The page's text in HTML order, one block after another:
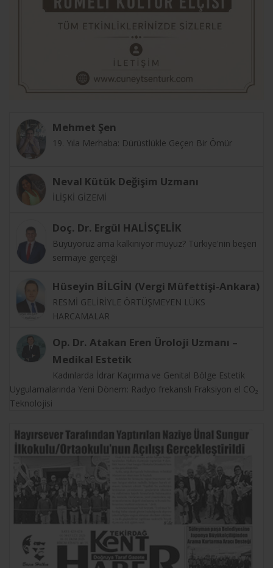
Mehmet Şen
19. Yıla Merhaba: Dürüstlükle Geçen Bir Ömür
Neval Kütük Değişim Uzmanı
İLİŞKİ GİZEMİ
Doç. Dr. Ergül HALİSÇELİK
Büyüyoruz ama kalkınıyor muyuz? Türkiye'nin beşeri
sermaye gerçeği
Hüseyin BİLGİN (Vergi Müfettişi-Ankara)
RESMİ GELİRİYLE ÖRTÜŞMEYEN LÜKS
HARCAMALAR
Op. Dr. Atakan Eren Üroloji Uzmanı –
Medikal Estetik
Kadınlarda İdrar Kaçırma ve Genital Bölge Estetik
Uygulamalarında Yeni Dönem: Radyo frekanslı Fraksiyon el CO₂
Teknolojisi